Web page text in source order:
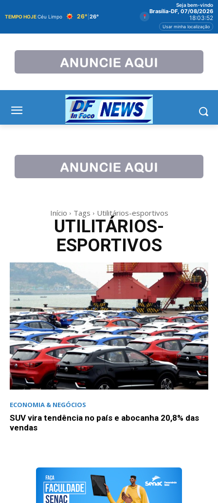
TEMPO HOJECéu Limpo 26° 26°
Seja bem-vindo
Brasília-DF, 07/08/2026
18:03:52
Usar minha localização
Início Tags Utilitários-esportivos
UTILITÁRIOS-
ESPORTIVOS
ECONOMIA & NEGÓCIOS
SUV vira tendência no país e abocanha 20,8% das
vendas